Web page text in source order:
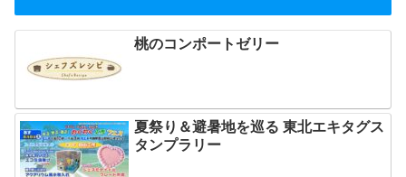
桃のコンポートゼリー
夏祭り＆避暑地を巡る 東北エキタグス
タンプラリー